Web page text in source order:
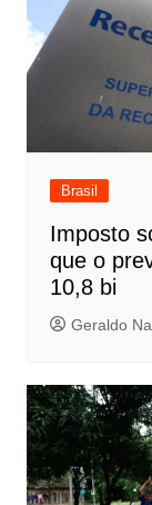
Brasil
Imposto
que o
10,8 bi
Geraldo